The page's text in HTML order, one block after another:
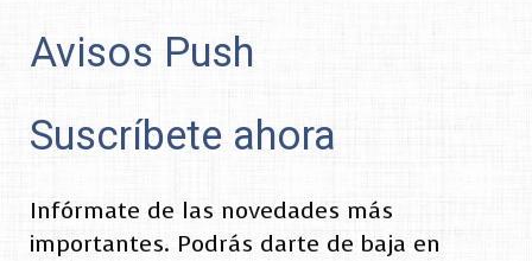
Avisos Push
Suscríbete ahora
Infórmate de las novedades más
importantes. Podrás darte de baja en